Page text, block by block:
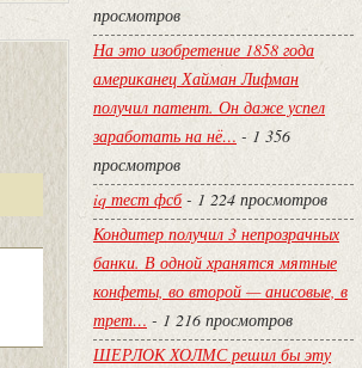
просмотров
На это изобретение 1858 года
американец Хайман Лифман
получил патент. Он даже успел
заработать на нё… - 1 356
просмотров
iq тест фсб- 1 224 просмотров
Кондитер получил 3 непрозрачных
банки. В одной хранятся мятные
конфеты, во второй — анисовые, в
трет… - 1 216 просмотров
ШЕРЛОК ХОЛМС решил бы эту